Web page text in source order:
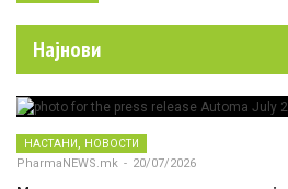
Најнови
НАСТАНИ, НОВОСТИ
PharmaNEWS.mk - 20/07/2026